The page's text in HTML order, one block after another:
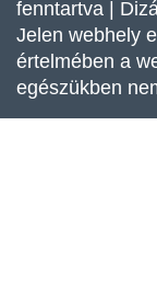
fenntartva |
Jelen webhely
értelmében a
egészükben